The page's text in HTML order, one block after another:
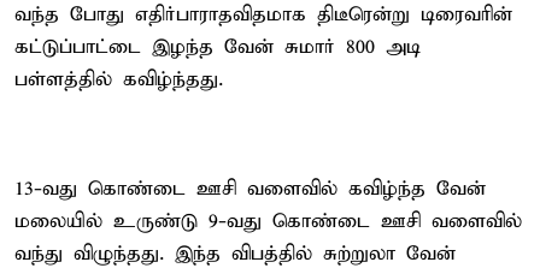
வந்த போது எதிர்பாராதவிதமாக திடீரென்று டிரைவரின்
கட்டுப்பாட்டை இழந்த வேன் சுமார் 800 அடி
பள்ளத்தில் கவிழ்ந்தது.
13-வது கொண்டை ஊசி வளைவில் கவிழ்ந்த வேன்
மலையில் உருண்டு 9-வது கொண்டை ஊசி வளைவில்
வந்து விழுந்தது. இந்த விபத்தில் சுற்றுலா வேன்